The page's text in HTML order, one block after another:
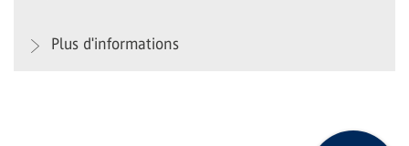
Plus d'informations